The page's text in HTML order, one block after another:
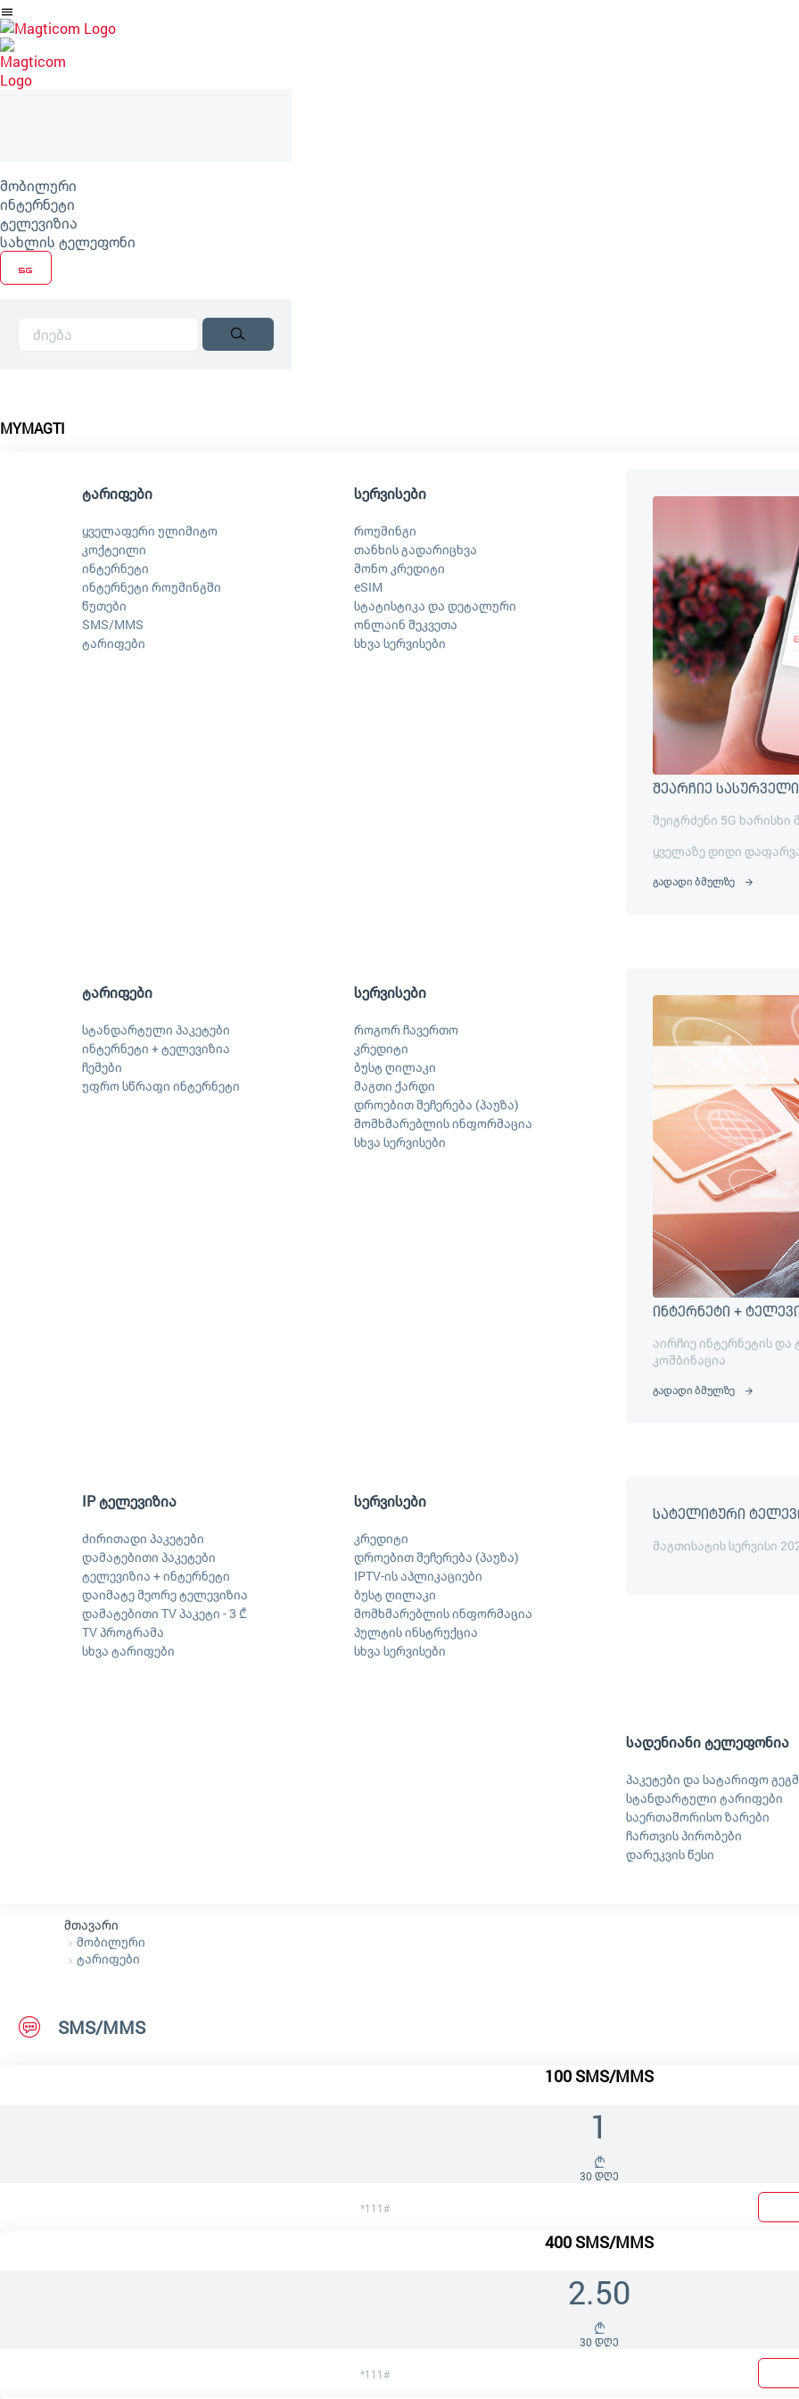
არტიკლზე
გადასვლა
მობილური
ინტერნეტი
ტელევიზია
სახლის ტელეფონი
MYMAGTI
ტარიფები
ყველაფერი ულიმიტო
კოქტეილი
ინტერნეტი
ინტერნეტი როუმინგში
წუთები
SMS/MMS
ტარიფები
სერვისები
როუმინგი
თანხის გადარიცხვა
მონო კრედიტი
eSIM
სტატისტიკა და დეტალური
ონლაინ შეკვეთა
სხვა სერვისები
შეარჩიე
შეიგრძენი 5G ხარისხი
ყველაზე დიდი
გადადი ბმულზე
ტარიფები
სტანდარტული პაკეტები
ინტერნეტი + ტელევიზია
ჩემები
უფრო სწრაფი ინტერნეტი
სერვისები
როგორ ჩავერთო
კრედიტი
ბუსტ ღილაკი
მაგთი ქარდი
დროებით შეჩერება (პაუზა)
მომხმარებლის ინფორმაცია
სხვა სერვისები
ინტერნეტი +
აირჩიე ინტერნეტის
კომბინაცია
გადადი ბმულზე
IP ტელევიზია
ძირითადი პაკეტები
დამატებითი პაკეტები
ტელევიზია + ინტერნეტი
დაიმატე მეორე ტელევიზია
დამატებითი TV პაკეტი - 3 ₾
TV პროგრამა
სხვა ტარიფები
სერვისები
კრედიტი
დროებით შეჩერება (პაუზა)
IPTV-ის აპლიკაციები
ბუსტ ღილაკი
მომხმარებლის ინფორმაცია
პულტის ინსტრუქცია
სხვა სერვისები
სატელიტური
მაგთისატის სერვისი
სადენიანი ტელეფონია
პაკეტები და სატარიფო
სტანდარტული ტარიფები
საერთაშორისო ზარები
ჩართვის პირობები
დარეკვის წესი
მთავარი
მობილური
ტარიფები
SMS/MMS
100 SMS/MMS
1
30 დღე
*111#
400 SMS/MMS
2.50
30 დღე
*111#